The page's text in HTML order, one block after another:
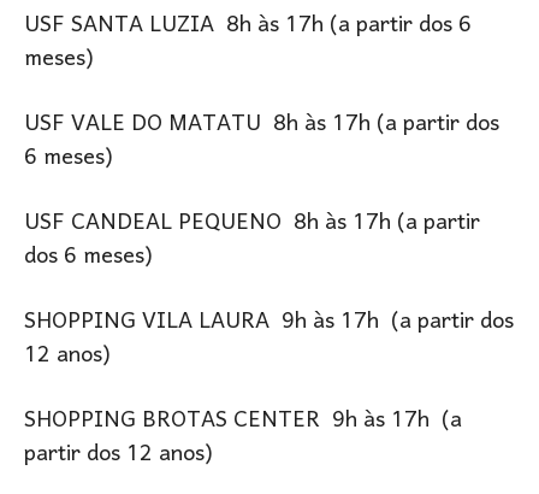
USF SANTA LUZIA 8h às 17h (a partir dos 6
meses)
USF VALE DO MATATU 8h às 17h (a partir dos
6 meses)
USF CANDEAL PEQUENO 8h às 17h (a partir
dos 6 meses)
SHOPPING VILA LAURA 9h às 17h (a partir dos
12 anos)
SHOPPING BROTAS CENTER 9h às 17h (a
partir dos 12 anos)